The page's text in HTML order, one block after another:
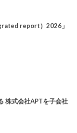
report）2026」
株式会社APTを子会社